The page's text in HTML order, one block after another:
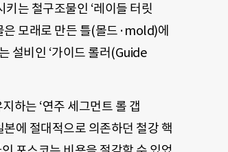
는 철구조물인 ‘레이들 터릿
모래로 만든 틀(몰드·mold)에
설비인 ‘가이드 롤러(Guide
하는 ‘연주 세그먼트 롤 갭
에 절대적으로 의존하던 철강 핵